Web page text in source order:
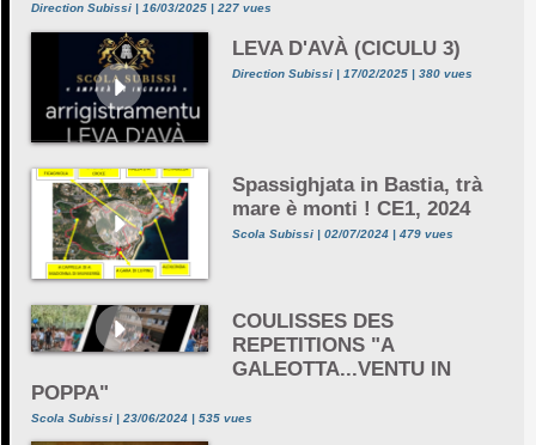
Direction Subissi | 16/03/2025 | 227 vues
LEVA D'AVÀ (CICULU 3)
Direction Subissi | 17/02/2025 | 380 vues
Spassighjata in Bastia, trà
mare è monti ! CE1, 2024
Scola Subissi | 02/07/2024 | 479 vues
COULISSES DES
REPETITIONS "A
GALEOTTA...VENTU IN
POPPA"
Scola Subissi | 23/06/2024 | 535 vues